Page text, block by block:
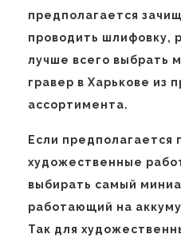
предполагается
проводить шлифовку,
лучше всего выбрать
гравер в Харькове из
ассортимента.
Если предполагается
художественные
выбирать самый
работающий на
Так для